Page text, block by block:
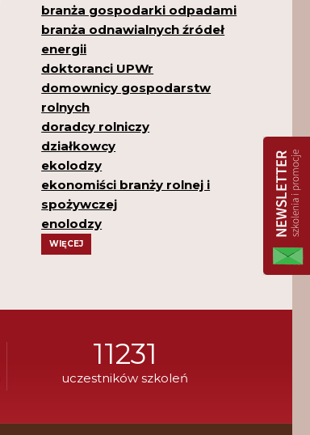
branża gospodarki odpadami
branża odnawialnych źródeł
energii
doktoranci UPWr
domownicy gospodarstw
rolnych
doradcy rolniczy
działkowcy
ekolodzy
ekonomiści branży rolnej i
spożywczej
enolodzy
WIĘCEJ
11231
uczestników szkoleń